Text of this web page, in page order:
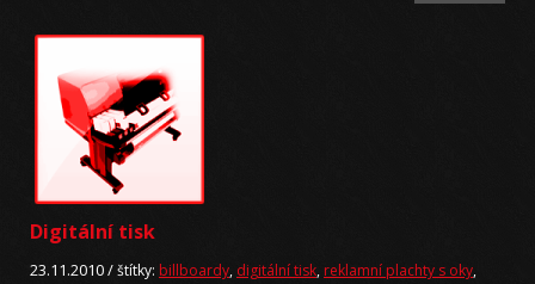
Digitální tisk
23.11.2010 /štítky: billboardy, digitální tisk, reklamní plachty s oky,